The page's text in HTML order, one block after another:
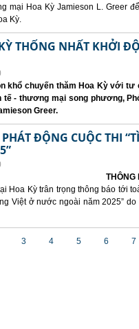
mại Hoa Kỳ Jamieson L. Greer
Kỳ.
THỐNG NHẤT KHỞI
khổ chuyến thăm Hoa Kỳ với
tế - thương mại song phương,
Greer.
ĐỘNG CUỘC THI
THÔNG
Hoa Kỳ trân trọng thông báo tới
Việt ở nước ngoài năm 2025”
3 4 5 6 7